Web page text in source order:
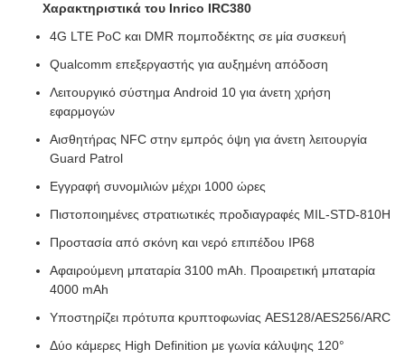
Χαρακτηριστικά του Inrico IRC380
4G LTE PoC και DMR πομποδέκτης σε μία συσκευή
Qualcomm επεξεργαστής για αυξημένη απόδοση
Λειτουργικό σύστημα Android 10 για άνετη χρήση
εφαρμογών
Αισθητήρας NFC στην εμπρός όψη για άνετη λειτουργία
Guard Patrol
Εγγραφή συνομιλιών μέχρι 1000 ώρες
Πιστοποιημένες στρατιωτικές προδιαγραφές MIL-STD-810H
Προστασία από σκόνη και νερό επιπέδου IP68
Αφαιρούμενη μπαταρία 3100 mAh. Προαιρετική μπαταρία
4000 mAh
Υποστηρίζει πρότυπα κρυπτοφωνίας AES128/AES256/ARC
Δύο κάμερες High Definition με γωνία κάλυψης 120°